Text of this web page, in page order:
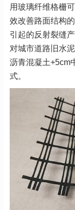
用玻璃纤维格栅
效改善路面结构
引起的反射裂缝
对城市道路旧水
沥青混凝土+5cm
式。